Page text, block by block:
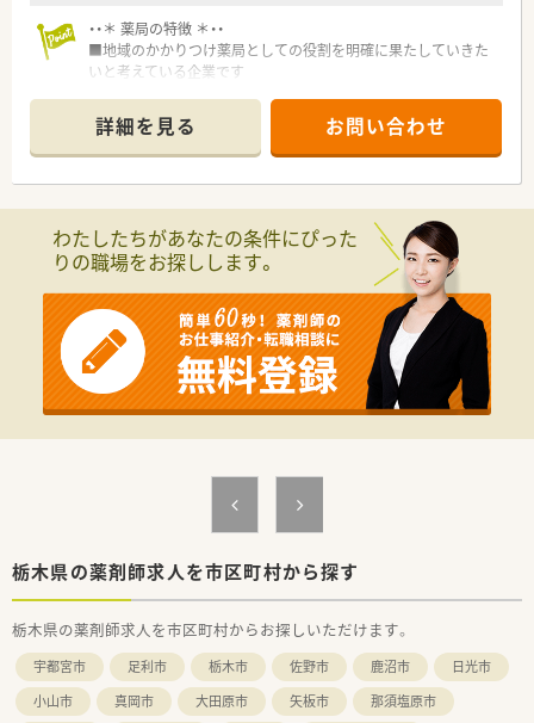
・・＊ 薬局の特徴 ＊・・
■地域のかかりつけ薬局としての役割を明確に果たしていきた
いと考えている企業です
■社員を大切にし、患者様も大切にする社風です。
■住宅手当や育児制度、研修制度が手厚く受けられますので、し
っかりとした職場をご希望の方に
オススメの案件です。
詳細を見る お問い合わせ
わたしたちがあなたの条件にぴった
りの職場をお探しします。
栃木県の薬剤師求人を市区町村から探す
栃木県の薬剤師求人を市区町村からお探しいただけます。
宇都宮市 足利市 栃木市 佐野市 鹿沼市
日光市
小山市
真岡市 大田原市 矢板市
那須塩原市